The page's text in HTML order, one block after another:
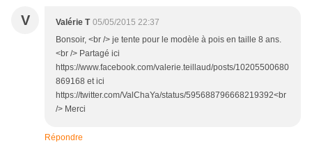
V Valérie T 05/05/2015 22:37
Bonsoir, <br /> je tente pour le modèle à pois en taille 8 ans.
<br /> Partagé ici
https://www.facebook.com/valerie.teillaud/posts/10205500680
869168 et ici
https://twitter.com/ValChaYa/status/595688796668219392<br
/> Merci
Répondre